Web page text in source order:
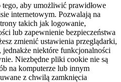
aby umożliwić prawidłowe
internetowym. Pozwalają na
takich jak logowanie,
lub zapewnienie bezpieczeństwa
zmienić ustawienia przeglądarki,
niektóre funkcjonalności
Niezbędne pliki cookie nie są
na komputerze lub innym
z chwilą zamknięcia